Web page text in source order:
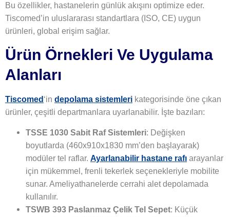
Bu özellikler, hastanelerin günlük akışını optimize eder.
Tiscomed’in uluslararası standartlara (ISO, CE) uygun
ürünleri, global erişim sağlar.
Ürün Örnekleri Ve Uygulama
Alanları
Tiscomed ‘in depolama sistemleri kategorisinde öne çıkan
ürünler, çeşitli departmanlara uyarlanabilir. İşte bazıları:
TSSE 1030 Sabit Raf Sistemleri: Değişken
boyutlarda (460x910x1830 mm’den başlayarak)
modüler tel raflar. Ayarlanabilir hastane rafı arayanlar
için mükemmel, frenli tekerlek seçenekleriyle mobilite
sunar. Ameliyathanelerde cerrahi alet depolamada
kullanılır.
TSWB 393 Paslanmaz Çelik Tel Sepet: Küçük